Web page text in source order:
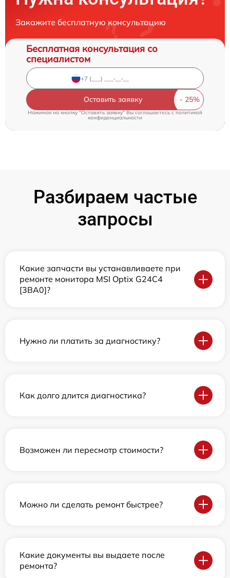
Закажите бесплатную консультацию
Бесплатная консультация со
специалистом
Оставить заявку
Нажимая на кнопку "Оставить заявку" Вы соглашаетесь cполитикой
конфиденциальности
Разбираем частые
запросы
Какие запчасти вы устанавливаете при
ремонте монитора MSI Optix G24C4
[3BA0]?
Нужно ли платить за диагностику?
Как долго длится диагностика?
Возможен ли пересмотр стоимости?
Можно ли сделать ремонт быстрее?
Какие документы вы выдаете после
ремонта?